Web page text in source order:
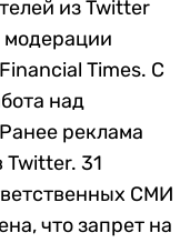
из Twitter
модерации
Times. С
над
реклама
Twitter. 31
СМИ
что запрет на